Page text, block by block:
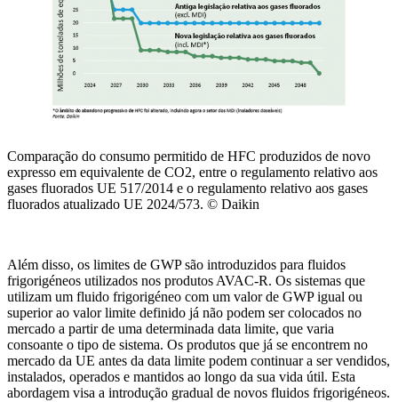
Comparação do consumo permitido de HFC produzidos de novo
expresso em equivalente de CO2, entre o regulamento relativo aos
gases fluorados UE 517/2014 e o regulamento relativo aos gases
fluorados atualizado UE 2024/573. © Daikin
Além disso, os limites de GWP são introduzidos para fluidos
frigorigéneos utilizados nos produtos AVAC-R. Os sistemas que
utilizam um fluido frigorigéneo com um valor de GWP igual ou
superior ao valor limite definido já não podem ser colocados no
mercado a partir de uma determinada data limite, que varia
consoante o tipo de sistema. Os produtos que já se encontrem no
mercado da UE antes da data limite podem continuar a ser vendidos,
instalados, operados e mantidos ao longo da sua vida útil. Esta
abordagem visa a introdução gradual de novos fluidos frigorigéneos.